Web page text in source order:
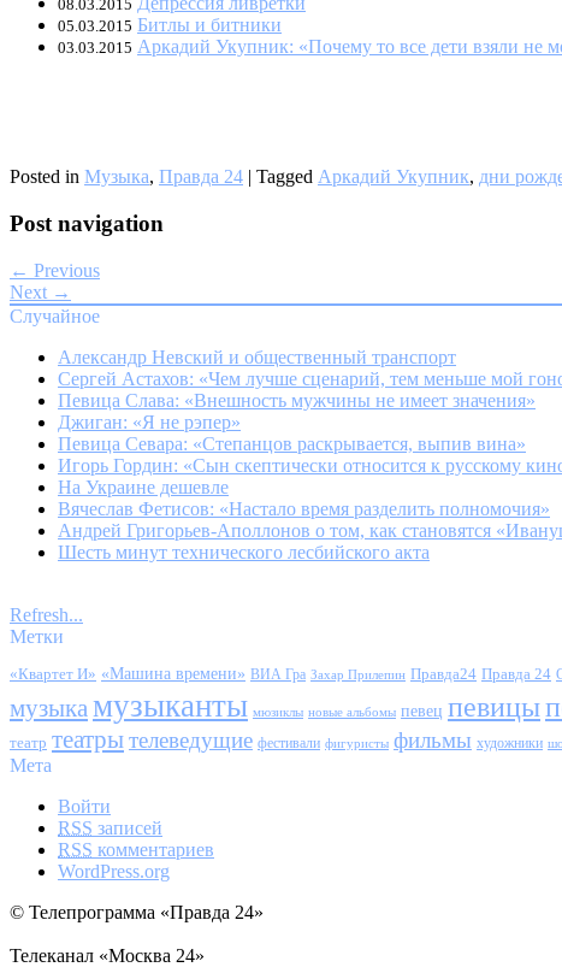
08.03.2015
05.03.2015 Битлы и битники
03.03.2015 Аркадий Укупник: «Почему то все дети взяли не
Posted in Музыка, Правда 24 | Tagged Аркадий Укупник, дни
Post navigation
← Previous
Next →
Случайное
Александр Невский и общественный транспорт
Сергей Астахов: «Чем лучше сценарий, тем меньше мой
Певица Слава: «Внешность мужчины не имеет значения»
Джиган: «Я не рэпер»
Певица Севара: «Степанцов раскрывается, выпив вина»
Игорь Гордин: «Сын скептически относится к русскому
На Украине дешевле
Вячеслав Фетисов: «Настало время разделить полномочия»
Андрей Григорьев-Аполлонов о том, как становятся
Шесть минут технического лесбийского акта
Refresh...
Метки
«Квартет И» «Машина времени» ВИА Гра Захар Прилепин Правда24 Правда 24
музыка музыканты мюзиклы новые альбомы певец певицы
театр театрытелеведущие фестивали фигуристы фильмы художники
Мета
Войти
RSS записей
RSS комментариев
WordPress.org
© Телепрограмма «Правда 24»
Телеканал «Москва 24»